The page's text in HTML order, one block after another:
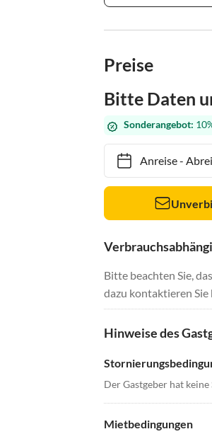
Preise
Bitte Daten
Sonderangebot:
Anreise-
Bitte beachten Sie,
dazu kontaktieren
Hinweise des
Der Gastgeber hat
Mietbedingungen